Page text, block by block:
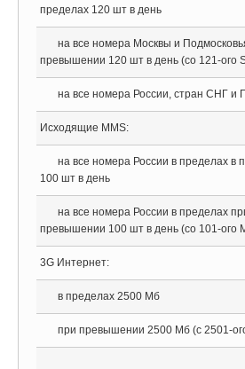
пределах 120 шт в день
на все номера Москвы и
превышении 120 шт в день (со 121-ого
на все номера России, стран СНГ и
Исходящие MMS:
на все номера России в пределах в
100 шт в день
на все номера России в пределах
превышении 100 шт в день (со 101-ого
3G Интернет:
в пределах 2500 Мб
при превышении 2500 Мб (с 2501-